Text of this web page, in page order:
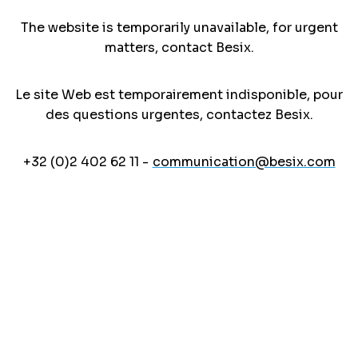
The website is temporarily unavailable, for urgent
matters, contact Besix.
Le site Web est temporairement indisponible, pour
des questions urgentes, contactez Besix.
+32 (0)2 402 62 11 - communication@besix.com